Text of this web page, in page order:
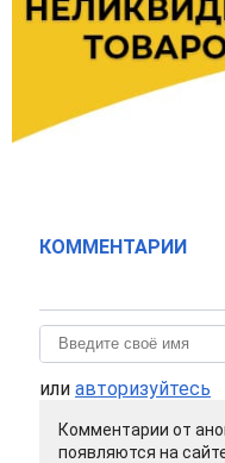
КОММЕНТАРИИ
или авторизуйтесь
Комментарии от
появляются на